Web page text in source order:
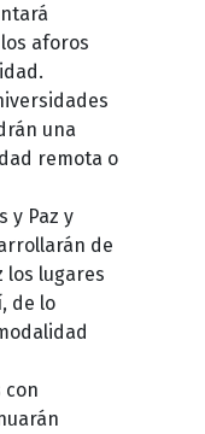
aforos
una
remota o
y Paz y
de
los lugares
de lo
con